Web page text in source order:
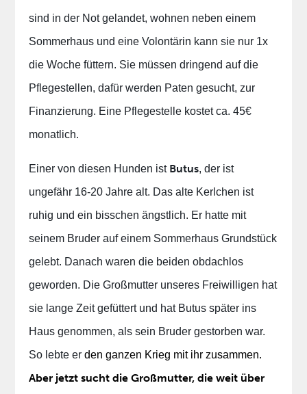
sind in der Not gelandet, wohnen neben einem
Sommerhaus und eine Volontärin kann sie nur 1x
die Woche füttern. Sie müssen dringend auf die
Pflegestellen, dafür werden Paten gesucht, zur
Finanzierung. Eine Pflegestelle kostet ca. 45€
monatlich.
Einer von diesen Hunden ist Butus, der ist
ungefähr 16-20 Jahre alt. Das alte Kerlchen ist
ruhig und ein bisschen ängstlich. Er hatte mit
seinem Bruder auf einem Sommerhaus Grundstück
gelebt. Danach waren die beiden obdachlos
geworden. Die Großmutter unseres Freiwilligen hat
sie lange Zeit gefüttert und hat Butus später ins
Haus genommen, als sein Bruder gestorben war.
So lebte erden ganzen Krieg mit ihr zusammen.
Aber jetzt sucht die Großmutter, die weit über